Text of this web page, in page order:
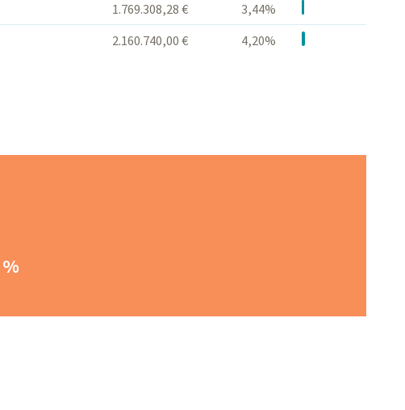
1.769.308,28 €
3,44%
2.160.740,00 € 4,20%
%